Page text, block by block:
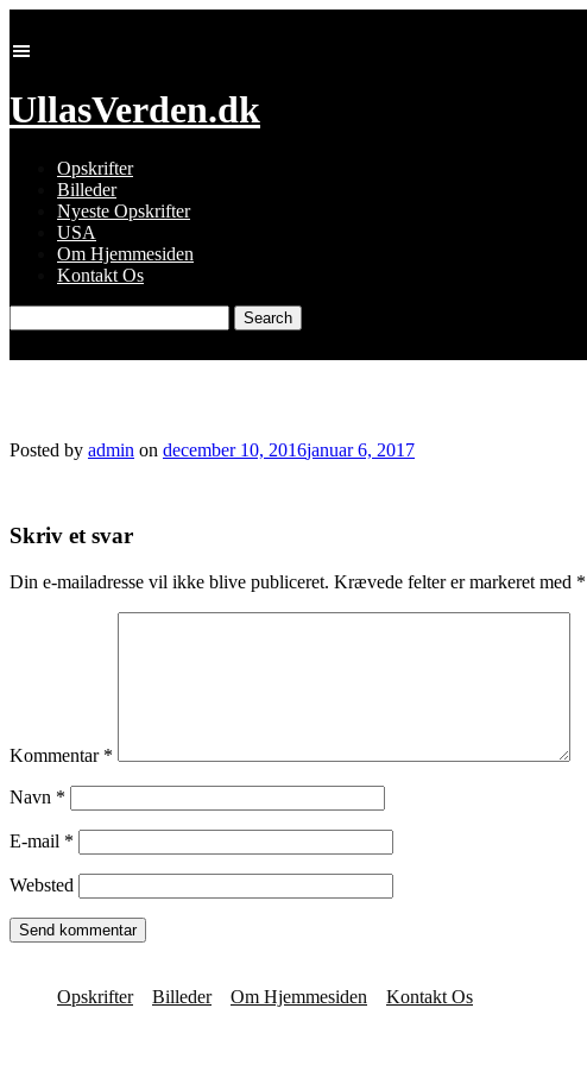
content
UllasVerden.dk
Opskrifter
Billeder
Nyeste Opskrifter
USA
Om Hjemmesiden
Kontakt Os
for:
Posted by admin on december 10, 2016januar 6, 2017
Skriv et svar
Din e-mailadresse vil ikke blive publiceret. Krævede felter er markeret med *
Kommentar *
Navn *
E-mail *
Websted
Opskrifter Billeder Om Hjemmesiden Kontakt Os